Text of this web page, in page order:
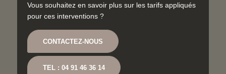
Vous souhaitez en savoir plus sur les tarifs appliqués
pour ces interventions ?
CONTACTEZ-NOUS
TEL : 04 91 46 36 14